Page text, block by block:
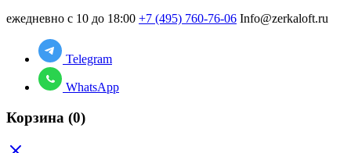
ежедневно с 10 до 18:00 +7 (495) 760-76-06 Info@zerkaloft.ru
Telegram
WhatsApp
Корзина (0)